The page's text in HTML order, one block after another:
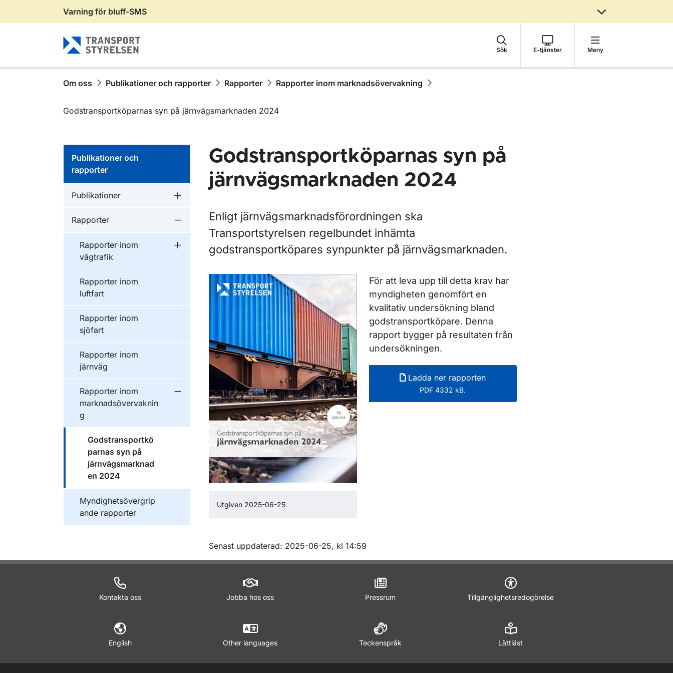
Gå till sidans innehåll
Varning för bluff-SMS
Sök E-tjänster Meny
Om oss Publikationer och rapporter Rapporter Rapporter inom marknadsövervakning
Godstransportköparnas syn på järnvägsmarknaden 2024
Publikationer och
rapporter
Publikationer inom
Publikationer
Undermeny för Publikationer
Publikationer inom
Rapporter
Undermeny för Rapporter
Publikationer inom
Rapporter inom
vägtrafik
Undermeny för Rapporter inom vägtrafik
Publikationer inom
Rapporter inom
luftfart
Publikationer inom
Rapporter inom
sjöfart
Publikationer inom
Rapporter inom
järnväg
Publikationer inom
Rapporter inom
marknadsövervaknin
g
Undermeny för Rapporter inom marknadsövervakning
Publikationer inom
Godstransportkö
parnas syn på
järnvägsmarknad
en 2024
Publikationer inom
Myndighetsövergrip
ande rapporter
Godstransportköparnas syn på
järnvägsmarknaden 2024
Enligt järnvägsmarknadsförordningen ska
Transportstyrelsen regelbundet inhämta
godstransportköpares synpunkter på järnvägsmarknaden.
Utgiven 2025-06-25
För att leva upp till detta krav har
myndigheten genomfört en
kvalitativ undersökning bland
godstransportköpare. Denna
rapport bygger på resultaten från
undersökningen.
Ladda ner rapporten
PDF 4332 kB.
Om sidan
Senast uppdaterad: 2025-06-25, kl 14:59
Kontakta oss Jobba hos oss Pressrum Tillgänglighetsredogörelse
English Other languages Teckenspråk Lättläst